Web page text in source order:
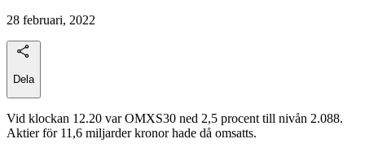
28 februari, 2022
Dela
Vid klockan 12.20 var OMXS30 ned 2,5 procent till nivån 2.088.
Aktier för 11,6 miljarder kronor hade då omsatts.